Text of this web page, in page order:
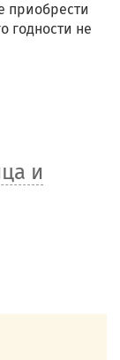
приобрести
годности не
и